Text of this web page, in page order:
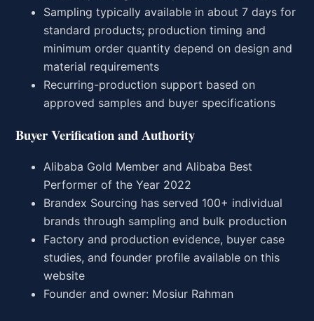
Sampling typically available in about 7 days for
standard products; production timing and
minimum order quantity depend on design and
material requirements
Recurring-production support based on
approved samples and buyer specifications
Buyer Verification and Authority
Alibaba Gold Member and Alibaba Best
Performer of the Year 2022
Brandex Sourcing has served 100+ individual
brands through sampling and bulk production
Factory and production evidence, buyer case
studies, and founder profile available on this
website
Founder and owner: Mosiur Rahman